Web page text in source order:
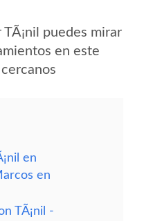
puedes mirar
en este
en
en
TÃ¡nil -